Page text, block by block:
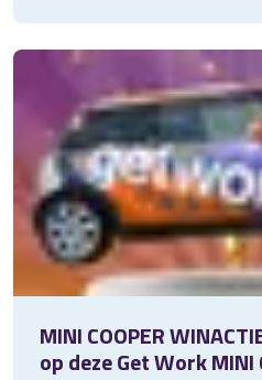
️MINI COOPER
op deze Get Work